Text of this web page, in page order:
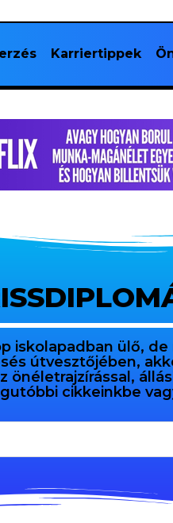
Karriertippek
iskolapadban ülő,
útvesztőjében,
cikkeinkbe